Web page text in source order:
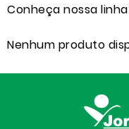
Conheça nossa
Nenhum produto